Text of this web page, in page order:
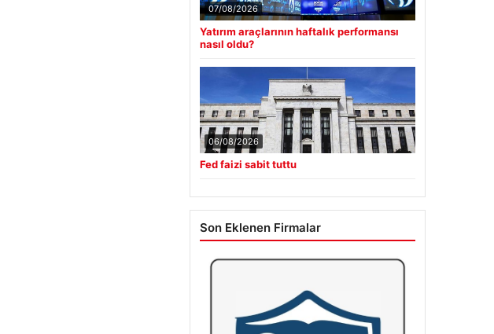
07/08/2026
Yatırım araçlarının haftalık performansı
nasıl oldu?
06/08/2026
Fed faizi sabit tuttu
Son Eklenen Firmalar